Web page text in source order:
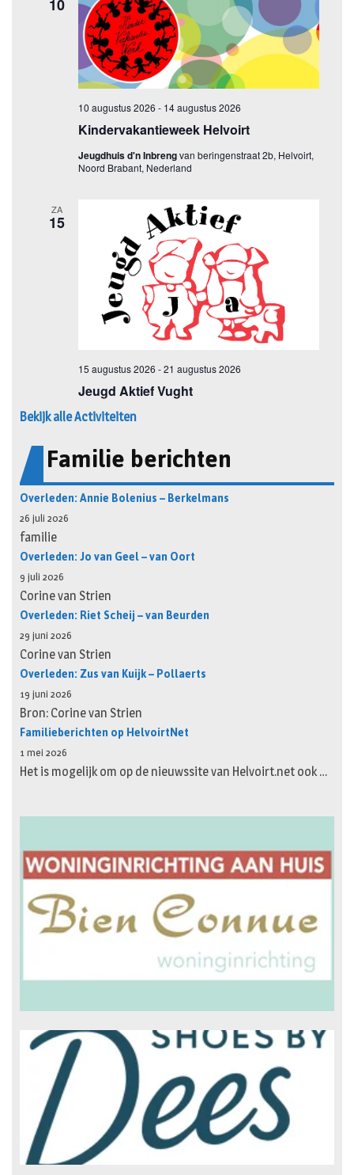
Bekijk alle Activiteiten
Familie berichten
Overleden: Annie Bolenius – Berkelmans
26 juli 2026
familie
Overleden: Jo van Geel – van Oort
9 juli 2026
Corine van Strien
Overleden: Riet Scheij – van Beurden
29 juni 2026
Corine van Strien
Overleden: Zus van Kuijk – Pollaerts
19 juni 2026
Bron: Corine van Strien
Familieberichten op HelvoirtNet
1 mei 2026
Het is mogelijk om op de nieuwssite van Helvoirt.net ook …